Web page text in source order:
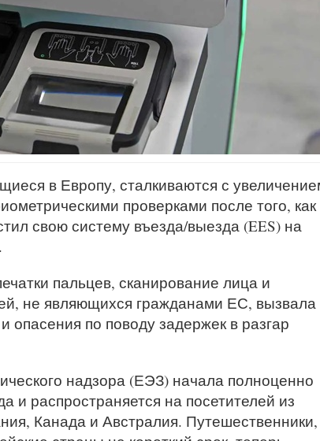
в Европу, сталкиваются с
проверками после того, как
свою систему въезда/выезда (EES) на
пальцев, сканирование лица и
не являющихся гражданами ЕС, вызвала
опасения по поводу задержек в разгар
надзора (ЕЭЗ) начала полноценно
и распространяется на посетителей из
Канада и Австралия. Путешественники,